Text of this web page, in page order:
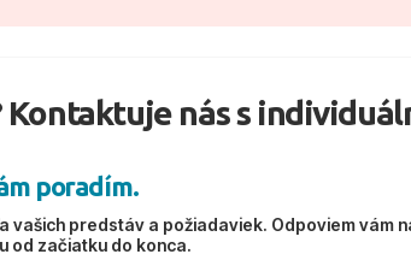
Kontaktuje nás s
poradím.
vašich predstáv a požiadaviek. Odpoviem vám
od začiatku do konca.